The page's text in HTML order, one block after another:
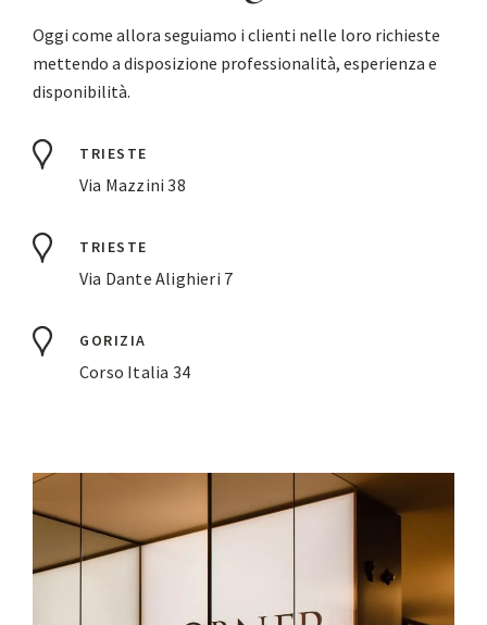
Oggi come allora seguiamo i clienti nelle loro richieste
mettendo a disposizione professionalità, esperienza e
disponibilità.
TRIESTE
Via Mazzini 38
TRIESTE
Via Dante Alighieri 7
GORIZIA
Corso Italia 34